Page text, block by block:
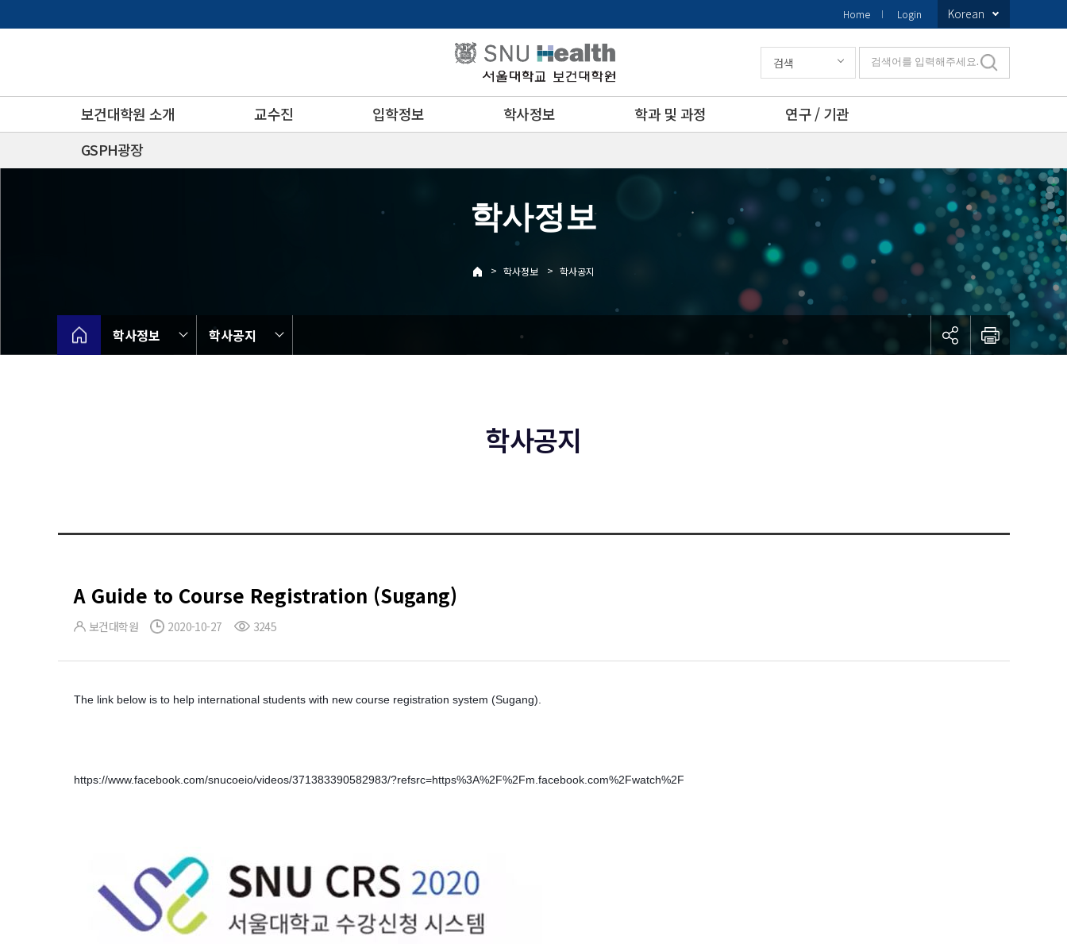
로
Home Login Korean
보건대학원 소개 교수진 입학정보 학사정보 학과 및 과정
연구 / 기관
GSPH광장
검색 검색어를 입력해주세요.
학사정보
> 학사정보 > 학사공지
학사정보 학사공지
학사공지
A Guide to Course Registration (Sugang)
보건대학원 2020-10-27 3245
The link below is to help international students with new course registration system (Sugang).
https://www.facebook.com/snucoeio/videos/371383390582983/?refsrc=https%3A%2F%2Fm.facebook.com%2Fwatch%2F